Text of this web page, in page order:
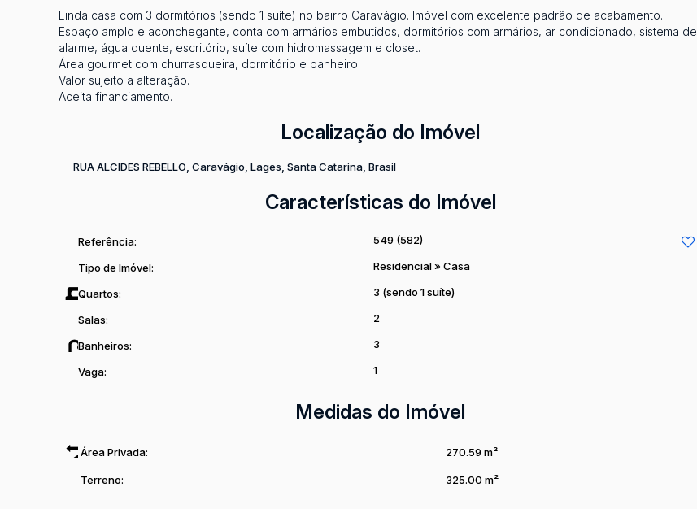
Linda casa com 3 dormitórios (sendo 1 suíte) no bairro Caravágio. Imóvel com excelente padrão de acabamento.
Espaço amplo e aconchegante, conta com armários embutidos, dormitórios com armários, ar condicionado, sistema de
alarme, água quente, escritório, suíte com hidromassagem e closet.
Área gourmet com churrasqueira, dormitório e banheiro.
Valor sujeito a alteração.
Aceita financiamento.
Localização do Imóvel
RUA ALCIDES REBELLO Caravágio Lages Santa Catarina Brasil
Características do Imóvel
Referência: 549 (582)
Tipo de Imóvel: Residencial» Casa
Quartos: 3 (sendo 1 suíte)
Salas: 2
Banheiros: 3
Vaga: 1
Medidas do Imóvel
Área Privada: 270.59 m²
Terreno: 325.00 m²